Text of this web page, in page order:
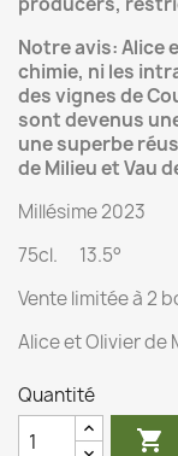
Notre avis: Alice
chimie, ni les
des vignes de
sont devenus
une superbe
de Milieu et Vau
Millésime 2023
75cl. 13.5°
Vente limitée à 2
Alice et Olivier de
Quantité
